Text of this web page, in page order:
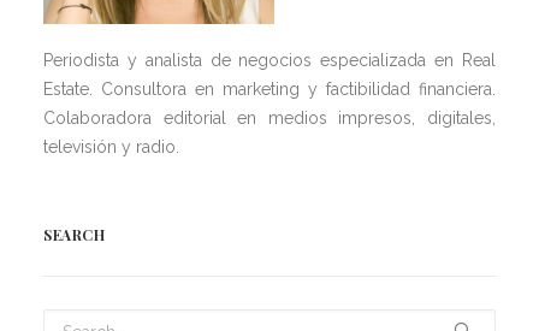
Periodista y analista de negocios especializada en Real
Estate. Consultora en marketing y factibilidad financiera.
Colaboradora editorial en medios impresos, digitales,
televisión y radio.
SEARCH